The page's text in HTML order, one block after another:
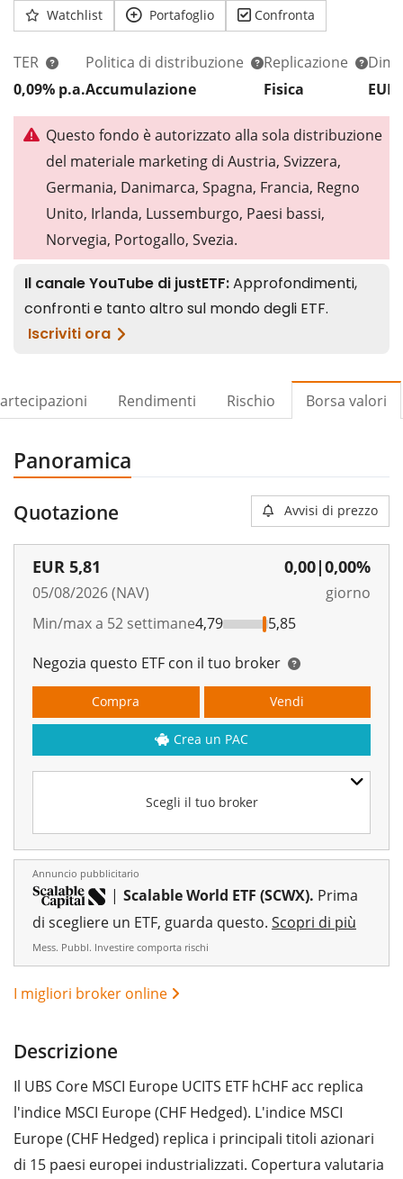
Watchlist Portafoglio Confronta
TER
0,09% p.a.
Politica di distribuzione
Accumulazione
Replicazione
Fisica
Questo fondo è autorizzato alla sola distribuzione
del materiale marketing di Austria, Svizzera,
Germania, Danimarca, Spagna, Francia, Regno
Unito, Irlanda, Lussemburgo, Paesi bassi,
Norvegia, Portogallo, Svezia.
Rendimenti Rischio Borsa valori
Panoramica
Quotazione Avvisi di prezzo
EUR 5,81
05/08/2026 (NAV)
0,00|0,00%
giorno
Min/max a 52 settimane4,79
5,85
Negozia questo ETF con il tuo broker
Scegli il tuo broker
Compra Vendi
Crea un PAC
Annuncio pubblicitario
| Scalable World ETF (SCWX). Prima
di scegliere un ETF, guarda questo. Scopri di più
Mess. Pubbl. Investire comporta rischi
I migliori broker online
Descrizione
Il UBS Core MSCI Europe UCITS ETF hCHF acc replica
l'indice MSCI Europe (CHF Hedged). L'indice MSCI
Europe (CHF Hedged) replica i principali titoli azionari
di 15 paesi europei industrializzati. Copertura valutaria